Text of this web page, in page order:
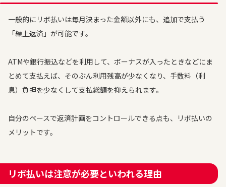
一般的にリボ払いは毎月決まった金額以外にも、追加で支払う
「繰上返済」が可能です。
ATMや銀行振込などを利用して、ボーナスが入ったときなどにま
とめて支払えば、そのぶん利用残高が少なくなり、手数料（利
息）負担を少なくして支払総額を抑えられます。
自分のペースで返済計画をコントロールできる点も、リボ払いの
メリットです。
リボ払いは注意が必要といわれる理由